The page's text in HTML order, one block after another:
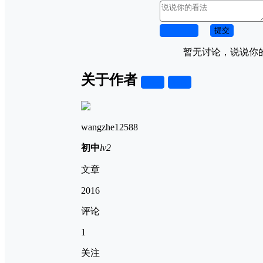
提交
暂无讨论，说说你
关于作者
wangzhe12588
初中lv2
文章
2016
评论
1
关注